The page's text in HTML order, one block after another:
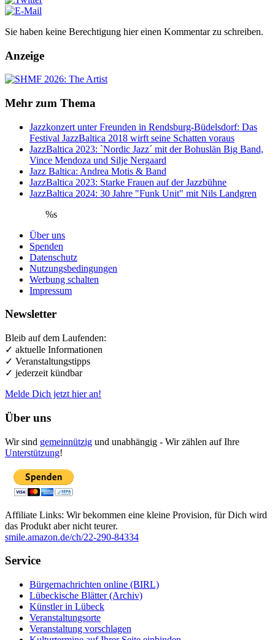
Sie haben keine Berechtigung hier einen Kommentar zu schreiben.
Anzeige
Mehr zum Thema
Jazzkonzert unter Freunden in Rendsburg-Büdelsdorf: Das
Festival JazzBaltica 2018 wirft seine Schatten voraus
JazzBaltica 2023: `Nordic Jazz´ mit der Bohuslän Big Band,
Vince Mendoza und Silje Nergaard
Jazz Baltica: Andrea Motis & Band
JazzBaltica 2023: Starke Frauen auf der Jazzbühne
JazzBaltica 2024: 30 Jahre "Funk Unit" mit Nils Landgren
%s
Über uns
Spenden
Datenschutz
Nutzungsbedingungen
Werbung schalten
Impressum
Newsletter
Bleib auf dem Laufenden:
✓ aktuelle Informationen
✓ Veranstaltungstipps
✓ jederzeit kündbar
Melde Dich jetzt hier an!
Über uns
Wir sind gemeinnützig und unabhängig - Wir zählen auf Ihre
Unterstützung!
Affiliate Links: Wir bekommen eine kleine Provision, für Dich wird
das Produkt aber nicht teurer.
smile.amazon.de/ch/22-290-84334
Service
Bürgernachrichten online (BIRL)
Lübeckische Blätter (Archiv)
Künstler in Lübeck
Veranstaltungsorte
Veranstaltung vorschlagen